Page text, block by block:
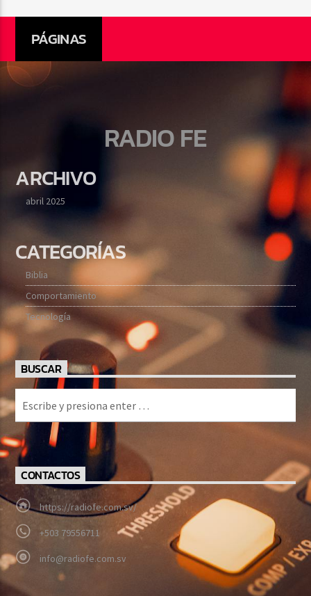
PÁGINAS
RADIO FE
ARCHIVO
abril 2025
CATEGORÍAS
Biblia
Comportamiento
Tecnología
BUSCAR
CONTACTOS
https://radiofe.com.sv/
+503 79556711
info@radiofe.com.sv